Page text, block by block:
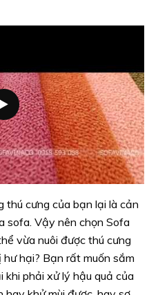
thú cưng của bạn lại là cản
sofa. Vậy nên chọn Sofa
vừa nuôi được thú cưng
hại? Bạn rất muốn sắm
phải xử lý hậu quả của